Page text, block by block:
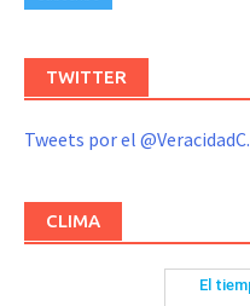
TWITTER
Tweets por el @VeracidadC.
CLIMA